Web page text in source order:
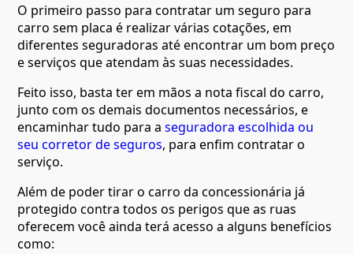
O primeiro passo para contratar um seguro para
carro sem placa é realizar várias cotações, em
diferentes seguradoras até encontrar um bom preço
e serviços que atendam às suas necessidades.
Feito isso, basta ter em mãos a nota fiscal do carro,
junto com os demais documentos necessários, e
encaminhar tudo para aseguradora escolhida ou
seu corretor de seguros, para enfim contratar o
serviço.
Além de poder tirar o carro da concessionária já
protegido contra todos os perigos que as ruas
oferecem você ainda terá acesso a alguns benefícios
como: